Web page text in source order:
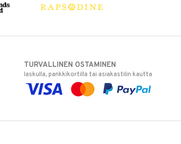
TURVALLINEN OSTAMINEN
laskulla, pankkikortilla tai asiakastilin kautta